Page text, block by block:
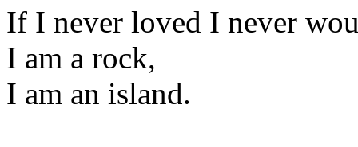
If I never loved I never
I am a rock,
I am an island.